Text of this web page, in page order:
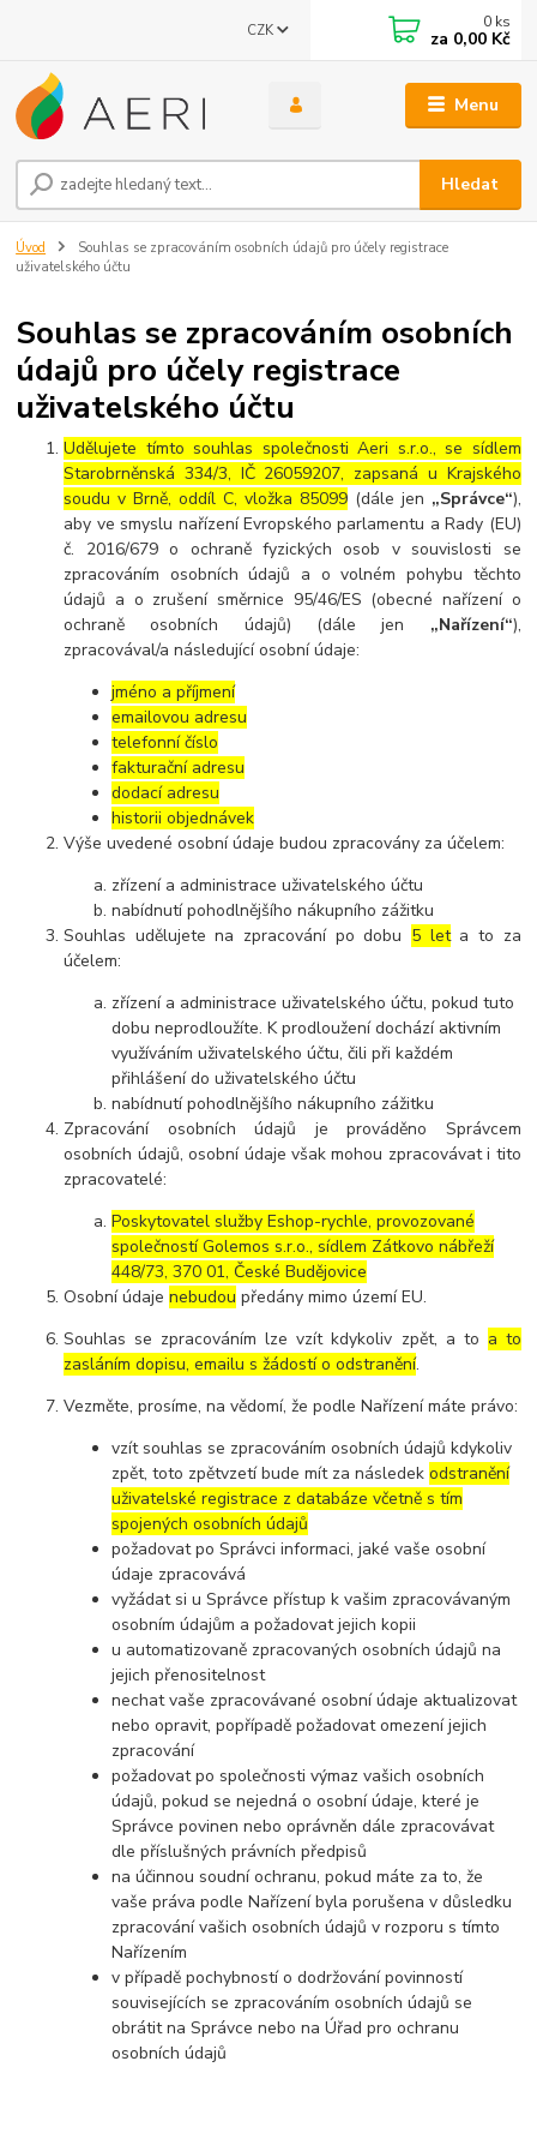
Menu
CZK
Hledat
0 ks
za 0,00 Kč
Úvod
Souhlas se zpracováním osobních údajů pro účely registrace
uživatelského účtu
Souhlas se zpracováním osobních
údajů pro účely registrace
uživatelského účtu
Udělujete tímto souhlas společnosti Aeri s.r.o., se sídlem
Starobrněnská 334/3, IČ 26059207, zapsaná u Krajského
soudu v Brně, oddíl C, vložka 85099(dále jen „Správce“),
aby ve smyslu nařízení Evropského parlamentu a Rady (EU)
č. 2016/679 o ochraně fyzických osob v souvislosti se
zpracováním osobních údajů a o volném pohybu těchto
údajů a o zrušení směrnice 95/46/ES (obecné nařízení o
ochraně osobních údajů) (dále jen „Nařízení“),
zpracovával/a následující osobní údaje:
jméno a příjmení
emailovou adresu
telefonní číslo
fakturační adresu
dodací adresu
historii objednávek
Výše uvedené osobní údaje budou zpracovány za účelem:
zřízení a administrace uživatelského účtu
nabídnutí pohodlnějšího nákupního zážitku
Souhlas udělujete na zpracování po dobu 5 leta to za
účelem:
zřízení a administrace uživatelského účtu, pokud tuto
dobu neprodloužíte. K prodloužení dochází aktivním
využíváním uživatelského účtu, čili při každém
přihlášení do uživatelského účtu
nabídnutí pohodlnějšího nákupního zážitku
Zpracování osobních údajů je prováděno Správcem
osobních údajů, osobní údaje však mohou zpracovávat i tito
zpracovatelé:
Poskytovatel služby Eshop-rychle, provozované
společností Golemos s.r.o., sídlem Zátkovo nábřeží
448/73, 370 01, České Budějovice
Osobní údajenebudou předány mimo území EU.
Souhlas se zpracováním lze vzít kdykoliv zpět, a to a to
zasláním dopisu, emailu s žádostí o odstranění.
Vezměte, prosíme, na vědomí, že podle Nařízení máte právo:
vzít souhlas se zpracováním osobních údajů kdykoliv
zpět, toto zpětvzetí bude mít za následekodstranění
uživatelské registrace z databáze včetně s tím
spojených osobních údajů
požadovat po Správci informaci, jaké vaše osobní
údaje zpracovává
vyžádat si u Správce přístup k vašim zpracovávaným
osobním údajům a požadovat jejich kopii
u automatizovaně zpracovaných osobních údajů na
jejich přenositelnost
nechat vaše zpracovávané osobní údaje aktualizovat
nebo opravit, popřípadě požadovat omezení jejich
zpracování
požadovat po společnosti výmaz vašich osobních
údajů, pokud se nejedná o osobní údaje, které je
Správce povinen nebo oprávněn dále zpracovávat
dle příslušných právních předpisů
na účinnou soudní ochranu, pokud máte za to, že
vaše práva podle Nařízení byla porušena v důsledku
zpracování vašich osobních údajů v rozporu s tímto
Nařízením
v případě pochybností o dodržování povinností
souvisejících se zpracováním osobních údajů se
obrátit na Správce nebo na Úřad pro ochranu
osobních údajů